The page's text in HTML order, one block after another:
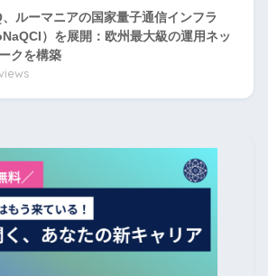
ルーマニアの国家量子通信インフラ
）を展開：欧州最大級の運用ネッ
クを構築